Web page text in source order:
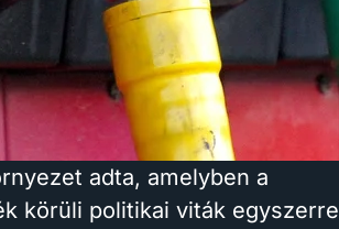
adta, amelyben a
körüli politikai viták egyszerre